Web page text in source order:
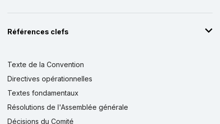
Références clefs
Texte de la Convention
Directives opérationnelles
Textes fondamentaux
Résolutions de l'Assemblée générale
Décisions du Comité